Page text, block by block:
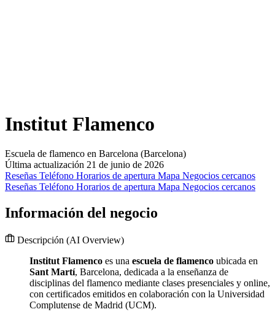
Institut Flamenco
Escuela de flamenco en Barcelona (Barcelona)
Última actualización 21 de junio de 2026
Reseñas Teléfono Horarios de apertura Mapa Negocios cercanos
Reseñas Teléfono Horarios de apertura Mapa Negocios cercanos
Información del negocio
Descripción (AI Overview)
Institut Flamenco es una escuela de flamenco ubicada en
Sant Martí, Barcelona, dedicada a la enseñanza de
disciplinas del flamenco mediante clases presenciales y online,
con certificados emitidos en colaboración con la Universidad
Complutense de Madrid (UCM).